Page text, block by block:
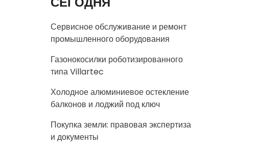
Сервисное обслуживание и ремонт
промышленного оборудования
Газонокосилки роботизированного
типа Villartec
Холодное алюминиевое остекление
балконов и лоджий под ключ
Покупка земли: правовая экспертиза
и документы